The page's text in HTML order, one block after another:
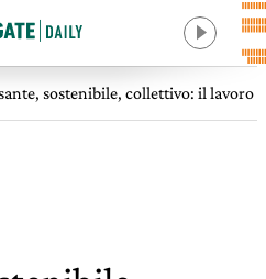
sostenibile, collettivo: il lavoro